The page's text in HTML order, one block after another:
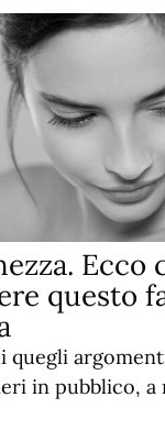
Ecco
questo
quegli
in pubblico, a